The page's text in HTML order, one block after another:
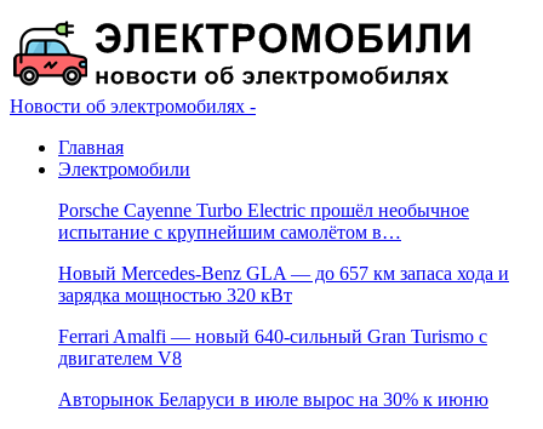
Новости об электромобилях -
Главная
Электромобили
Porsche Cayenne Turbo Electric прошёл необычное
испытание с крупнейшим самолётом в…
Новый Mercedes-Benz GLA — до 657 км запаса хода и
зарядка мощностью 320 кВт
Ferrari Amalfi — новый 640-сильный Gran Turismo с
двигателем V8
Авторынок Беларуси в июле вырос на 30% к июню